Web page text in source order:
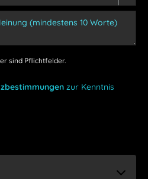
sind Pflichtfelder.
zur Kenntnis